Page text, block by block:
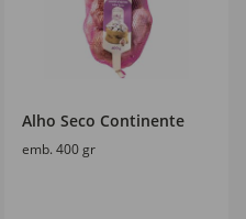
Alho Seco Continente
emb. 400 gr